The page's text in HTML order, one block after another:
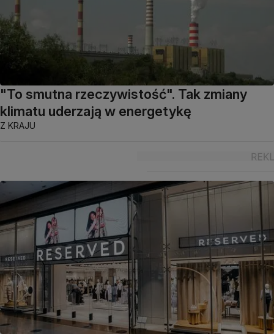
"To smutna rzeczywistość". Tak zmiany
klimatu uderzają w energetykę
Z KRAJU